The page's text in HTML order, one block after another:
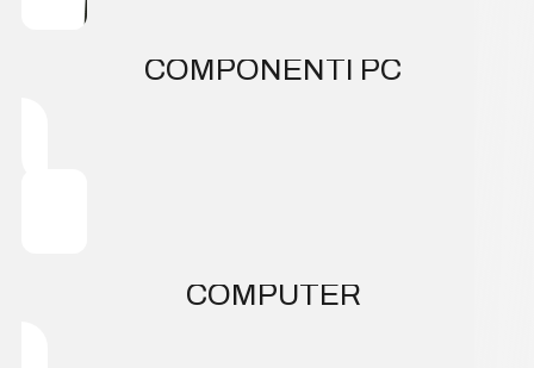
COMPONENTI PC
COMPUTER